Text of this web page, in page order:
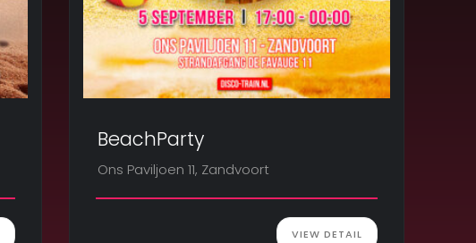
BeachParty
Ons Paviljoen 11, Zandvoort
VIEW DETAIL